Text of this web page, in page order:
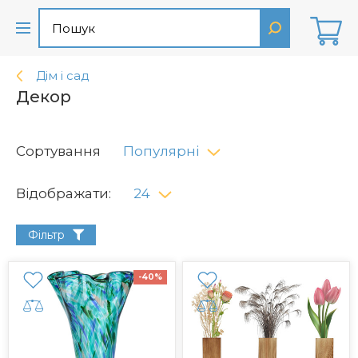
Дім і сад
Декор
Сортування Популярні
Відображати: 24
Фільтр
-40%